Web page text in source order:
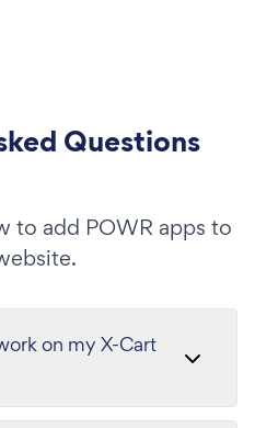
Questions
to add POWR apps to
on my X-Cart